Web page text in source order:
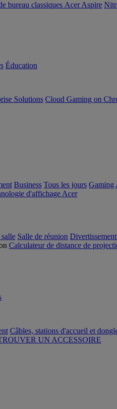
bureau classiques Acer Aspire
Éducation
Solutions Cloud Gaming on
Business Tous les jours Gaming
d'affichage Acer
Salle de réunion
Calculateur de distance de
Câbles, stations d'accueil et
UN ACCESSOIRE